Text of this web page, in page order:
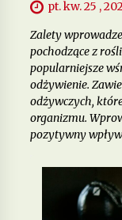
pt. kw. 25 ,
Zalety
pochodzące z
popularniejsze
odżywienie.
odżywczych,
organizmu.
pozytywny